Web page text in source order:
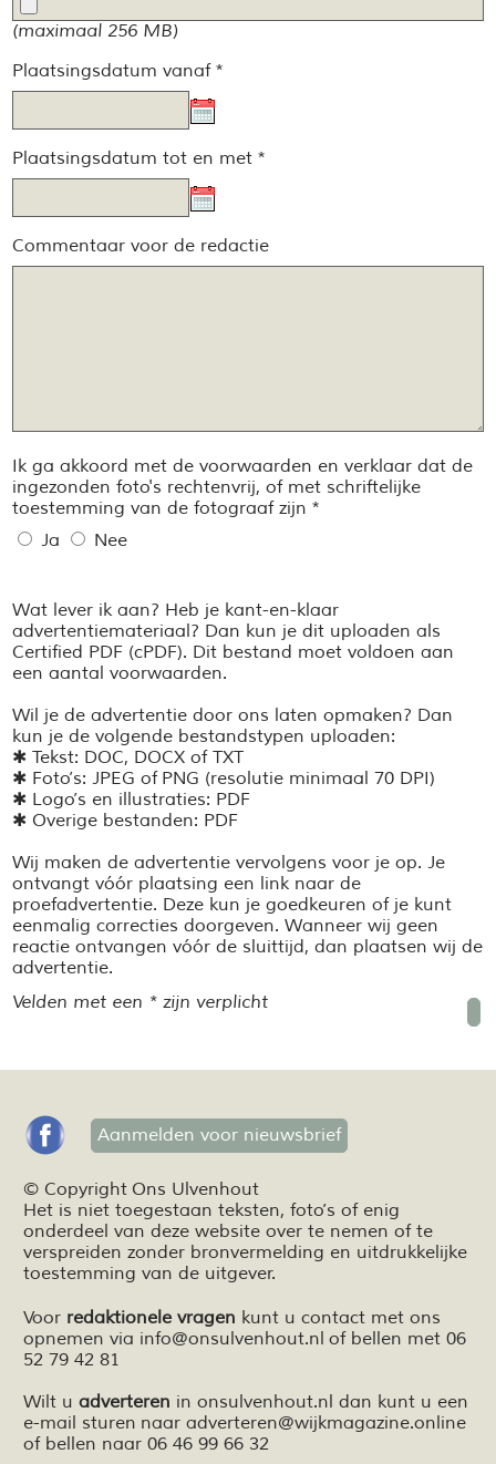
(maximaal 256 MB)
Plaatsingsdatum vanaf *
Plaatsingsdatum tot en met *
Commentaar voor de redactie
Ik ga akkoord met de voorwaarden en verklaar dat de
ingezonden foto's rechtenvrij, of met schriftelijke
toestemming van de fotograaf zijn *
Ja
Nee
Wat lever ik aan? Heb je kant-en-klaar
advertentiemateriaal? Dan kun je dit uploaden als
Certified PDF (cPDF). Dit bestand moet voldoen aan
een aantal voorwaarden.
Wil je de advertentie door ons laten opmaken? Dan
kun je de volgende bestandstypen uploaden:
✱ Tekst: DOC, DOCX of TXT
✱ Foto’s: JPEG of PNG (resolutie minimaal 70 DPI)
✱ Logo’s en illustraties: PDF
✱ Overige bestanden: PDF
Wij maken de advertentie vervolgens voor je op. Je
ontvangt vóór plaatsing een link naar de
proefadvertentie. Deze kun je goedkeuren of je kunt
eenmalig correcties doorgeven. Wanneer wij geen
reactie ontvangen vóór de sluittijd, dan plaatsen wij de
advertentie.
Velden met een * zijn verplicht
Aanmelden voor nieuwsbrief
© Copyright Ons Ulvenhout
Het is niet toegestaan teksten, foto’s of enig
onderdeel van deze website over te nemen of te
verspreiden zonder bronvermelding en uitdrukkelijke
toestemming van de uitgever.
Voor redaktionele vragen kunt u contact met ons
opnemen via info@onsulvenhout.nl of bellen met 06
52 79 42 81
Wilt u adverteren in onsulvenhout.nl dan kunt u een
e-mail sturen naar adverteren@wijkmagazine.online
of bellen naar 06 46 99 66 32